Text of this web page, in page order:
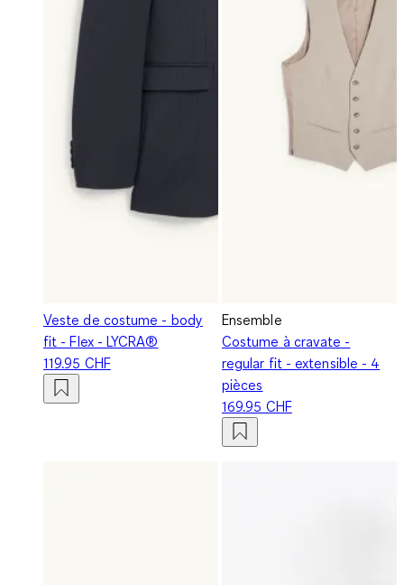
Veste de costume - body
fit - Flex - LYCRA®
119.95 CHF
Ensemble
Costume à cravate -
regular fit - extensible - 4
pièces
169.95 CHF